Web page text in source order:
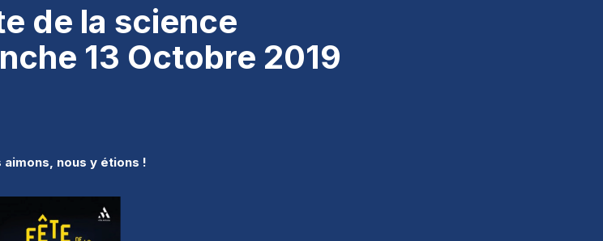
de la science
13 Octobre 2019
aimons, nous y étions !